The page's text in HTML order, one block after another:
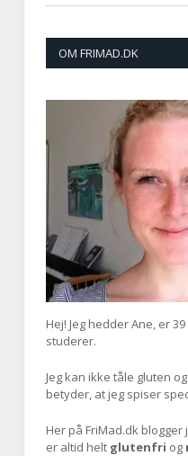
OM FRIMAD.DK
Hej! Jeg hedder Ane, er
studerer.
Jeg kan ikke tåle gluten
betyder, at jeg spiser
Her på FriMad.dk blogger
er altid helt glutenfri og